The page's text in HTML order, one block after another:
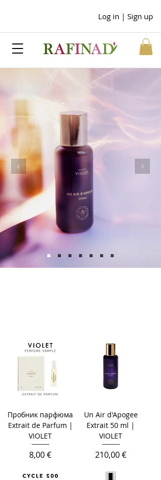
Log in | Sign up
Пробник парфюма
Extrait de Parfum |
VIOLET
Цена
8,00 €
Un Air d'Apogee
Extrait 50 ml |
VIOLET
Цена
210,00 €